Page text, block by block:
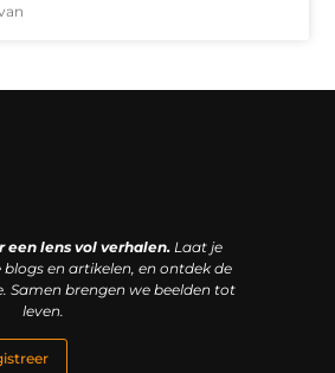
een lens vol verhalen.Laat je
en artikelen, en ontdek de
Samen brengen we beelden tot
leven.